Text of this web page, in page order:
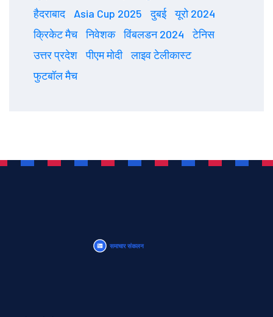
हैदराबाद
Asia Cup 2025 दुबई
यूरो 2024
क्रिकेट मैच
निवेशक विंबलडन 2024
टेनिस
उत्तर प्रदेश
पीएम मोदी
लाइव टेलीकास्ट
फुटबॉल मैच